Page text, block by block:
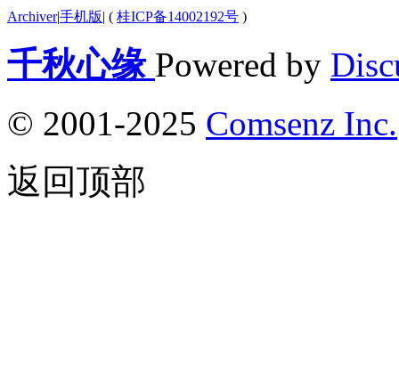
Archiver|手机版| ( 桂ICP备14002192号 )
千秋心缘 Powered by
© 2001-2025 Comsenz Inc.
返回顶部